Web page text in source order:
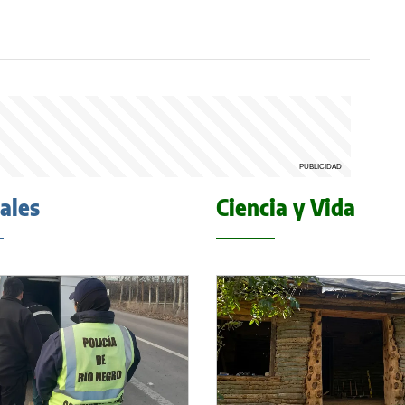
Ciencia y Vida